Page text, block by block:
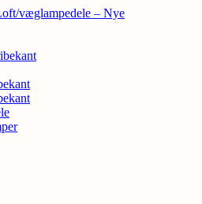
væglampedele – Nye